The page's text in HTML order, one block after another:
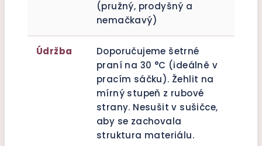
(pružný, prodyšný a
nemačkavý)
Údržba
Doporučujeme šetrné
praní na 30 °C (ideálně v
pracím sáčku). Žehlit na
mírný stupeň z rubové
strany. Nesušit v sušičce,
aby se zachovala
struktura materiálu.